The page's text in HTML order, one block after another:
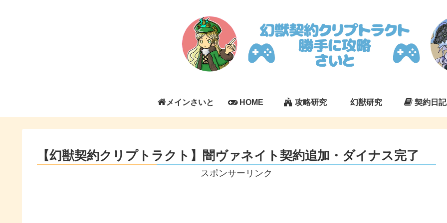
メインさいと HOME 攻略研究 幻獣研究 契約日記
【幻獣契約クリプトラクト】闇ヴァネイト契約追加・ダイナス完了
スポンサーリンク